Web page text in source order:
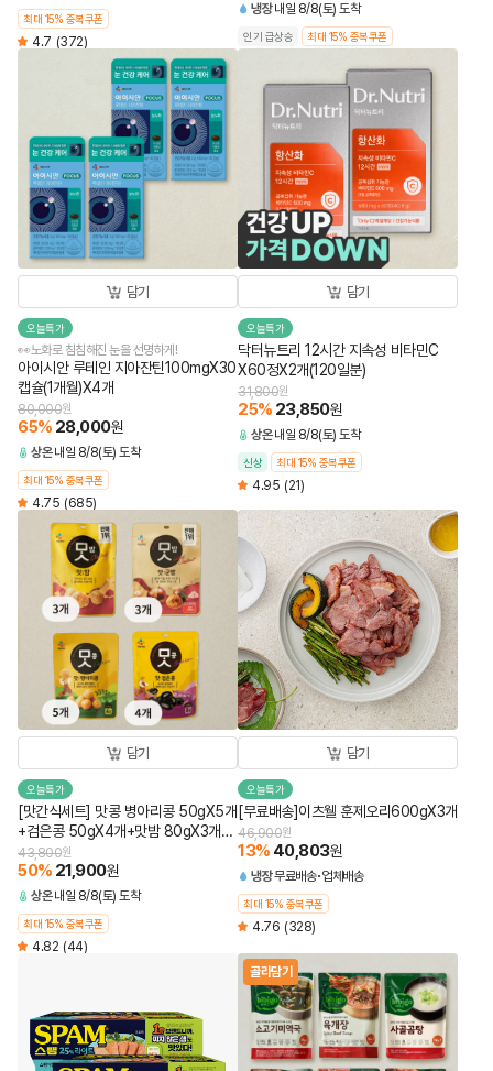
최대 15% 중복쿠폰
4.7 (372)
냉장 내일 8/8(토) 도착
인기 급상승 최대 15% 중복쿠폰
담기
오늘특가
👀노화로 침침해진 눈을 선명하게!
아이시안 루테인 지아잔틴100mgX30
캡슐(1개월)X4개
80,000원
65% 28,000원
상온 내일 8/8(토) 도착
최대 15% 중복쿠폰
4.75 (685)
담기
오늘특가
닥터뉴트리 12시간 지속성 비타민C
X60정X2개(120일분)
31,800원
25% 23,850원
상온 내일 8/8(토) 도착
신상 최대 15% 중복쿠폰
4.95 (21)
담기
오늘특가
[맛간식세트] 맛콩 병아리콩 50gX5개
+검은콩 50gX4개+맛밤 80gX3개
+맛군밤 60gX3개 (총 15개)
43,800원
50% 21,900원
상온 내일 8/8(토) 도착
최대 15% 중복쿠폰
4.82 (44)
담기
오늘특가
[무료배송]이츠웰 훈제오리600gX3개
46,900원
13% 40,803원
냉장무료배송 업체배송
최대 15% 중복쿠폰
4.76 (328)
골라담기